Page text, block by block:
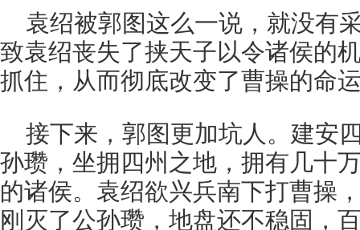
袁绍被郭图这么一说，就没有
致袁绍丧失了挟天子以令诸侯的
抓住，从而彻底改变了曹操的命
接下来，郭图更加坑人。建安
孙瓒，坐拥四州之地，拥有几十
的诸侯。袁绍欲兴兵南下打曹操
刚灭了公孙瓒，地盘还不稳固，